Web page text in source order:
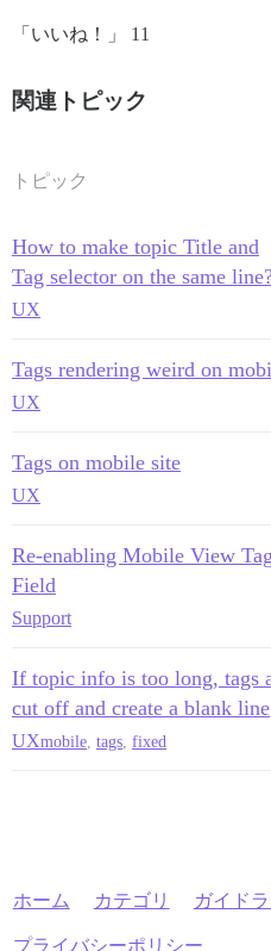
「いいね！」 11
関連トピック
トピック
How to make topic Title and
Tag selector on the same
UX
Tags rendering weird on
UX
Tags on mobile site
UX
Re-enabling Mobile View Tag
Field
Support
If topic info is too long, tags
cut off and create a blank line
UXmobile tags fixed
ホーム カテゴリ ガイド
プライバシーポリシー